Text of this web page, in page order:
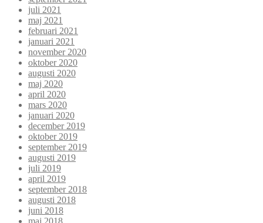
juli 2021
maj 2021
februari 2021
januari 2021
november 2020
oktober 2020
augusti 2020
maj 2020
april 2020
mars 2020
januari 2020
december 2019
oktober 2019
september 2019
augusti 2019
juli 2019
april 2019
september 2018
augusti 2018
juni 2018
maj 2018